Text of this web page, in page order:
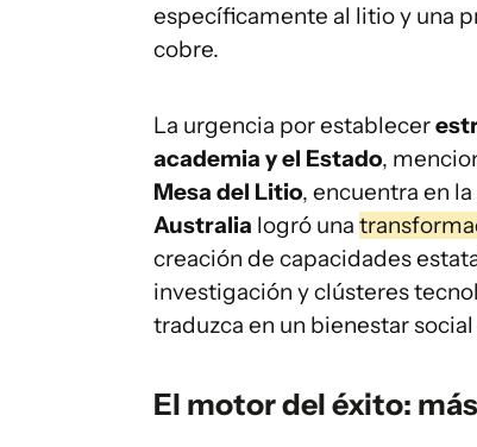
específicamente al litio y una
cobre.
La urgencia por establecer
academia y el Estado,
Mesa del Litio, encuentra en
Australia logró una
creación de capacidades
investigación y clústeres
traduzca en un bienestar
El motor del éxito: